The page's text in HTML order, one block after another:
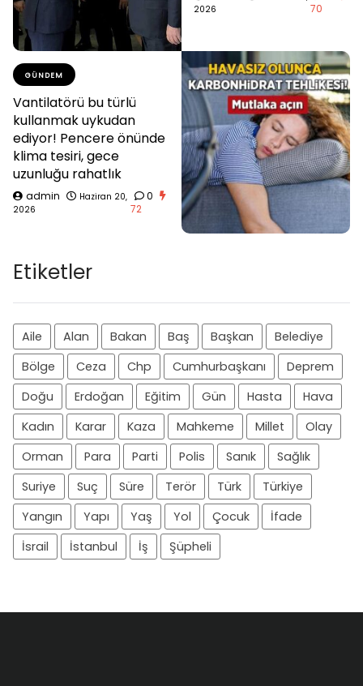
2026
70
GÜNDEM
Vantilatörü bu türlü
kullanmak uykudan
ediyor! Pencere önünde
klima tesiri, gece
uzunluğu rahatlık
admin
Haziran 20,
2026
0
72
Etiketler
Aile Alan Bakan Baş Başkan
Belediye
Bölge
Ceza Chp Cumhurbaşkanı
Deprem
Doğu
Erdoğan Eğitim Gün Hasta
Hava
Kadın
Karar Kaza Mahkeme Millet
Olay
Orman
Para Parti Polis Sanık
Sağlık
Suriye
Suç Süre Terör Türk
Türkiye
Yangın
Yapı Yaş Yol Çocuk
İfade
İsrail
İstanbul İş Şüpheli